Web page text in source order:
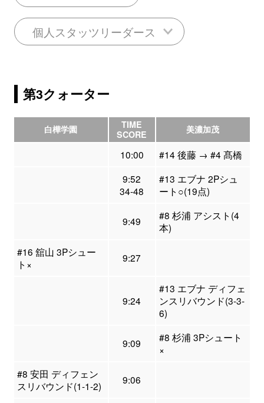
個人スタッツリーダース
第3クォーター
白樺学園
TIME
SCORE
美濃加茂
10:00
#14 後藤 → #4 髙橋
9:52
34-48
#13 エブナ 2Pシュ
ート○(19点)
9:49
#8 杉浦 アシスト(4
本)
#16 舘山 3Pシュー
ト×
9:27
9:24
#13 エブナ ディフェ
ンスリバウンド(3-3-
6)
9:09
#8 杉浦 3Pシュート
×
#8 安田 ディフェン
スリバウンド(1-1-2)
9:06